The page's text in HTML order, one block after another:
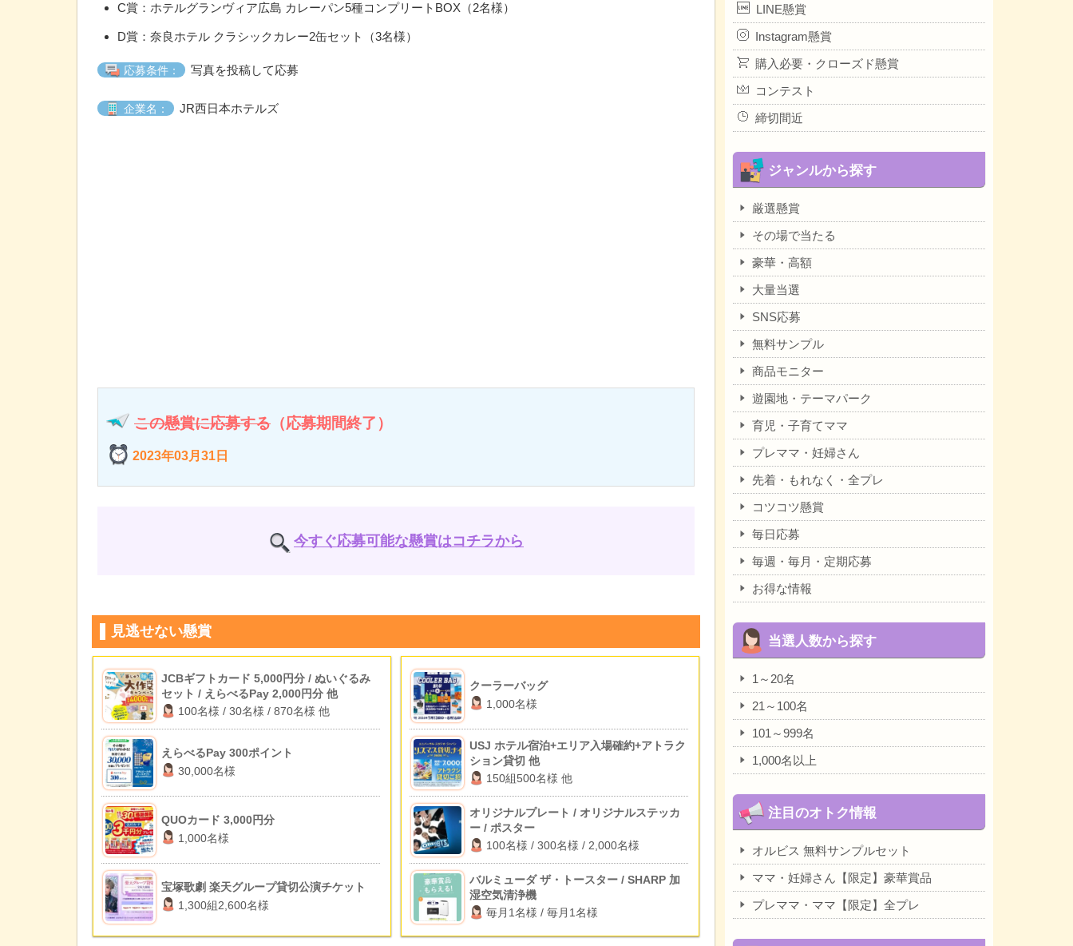
C賞：ホテルグランヴィア広島 カレーパン5種コンプリートBOX（2名様）
D賞：奈良ホテル クラシックカレー2缶セット（3名様）
応募条件： 写真を投稿して応募
企業名： JR西日本ホテルズ
この懸賞に応募する （応募期間終了）
2023年03月31日
今すぐ応募可能な懸賞はコチラから
見逃せない懸賞
JCBギフトカード 5,000円分 / ぬいぐるみ
セット / えらべるPay 2,000円分 他
100名様 / 30名様 / 870名様 他
えらべるPay 300ポイント
30,000名様
QUOカード 3,000円分
1,000名様
宝塚歌劇 楽天グループ貸切公演チケット
1,300組2,600名様
クーラーバッグ
1,000名様
USJ ホテル宿泊+エリア入場確約+アトラク
ション貸切 他
150組500名様 他
オリジナルプレート / オリジナルステッカ
ー / ポスター
100名様 / 300名様 / 2,000名様
バルミューダ ザ・トースター / SHARP 加
湿空気清浄機
毎月1名様 / 毎月1名様
LINE懸賞
Instagram懸賞
購入必要・クローズド懸賞
コンテスト
締切間近
ジャンルから探す
厳選懸賞
その場で当たる
豪華・高額
大量当選
SNS応募
無料サンプル
商品モニター
遊園地・テーマパーク
育児・子育てママ
プレママ・妊婦さん
先着・もれなく・全プレ
コツコツ懸賞
毎日応募
毎週・毎月・定期応募
お得な情報
当選人数から探す
1～20名
21～100名
101～999名
1,000名以上
注目のオトク情報
オルビス 無料サンプルセット
ママ・妊婦さん【限定】豪華賞品
プレママ・ママ【限定】全プレ